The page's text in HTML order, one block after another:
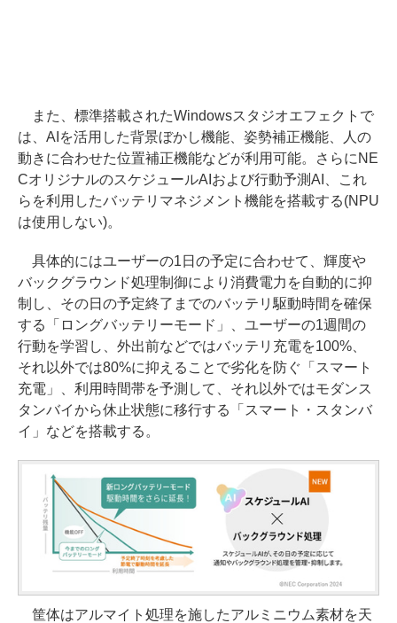
また、標準搭載されたWindowsスタジオエフェクトで
は、AIを活用した背景ぼかし機能、姿勢補正機能、人の
動きに合わせた位置補正機能などが利用可能。さらにNE
CオリジナルのスケジュールAIおよび行動予測AI、これ
らを利用したバッテリマネジメント機能を搭載する(NPU
は使用しない)。
具体的にはユーザーの1日の予定に合わせて、輝度や
バックグラウンド処理制御により消費電力を自動的に抑
制し、その日の予定終了までのバッテリ駆動時間を確保
する「ロングバッテリーモード」、ユーザーの1週間の
行動を学習し、外出前などではバッテリ充電を100%、
それ以外では80%に抑えることで劣化を防ぐ「スマート
充電」、利用時間帯を予測して、それ以外ではモダンス
タンバイから休止状態に移行する「スマート・スタンバ
イ」などを搭載する。
筐体はアルマイト処理を施したアルミニウム素材を天